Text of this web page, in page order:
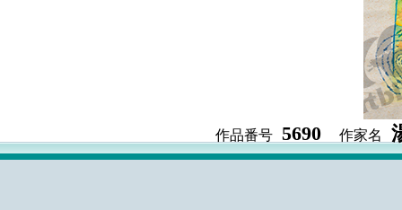
作品番号 5690 作家名